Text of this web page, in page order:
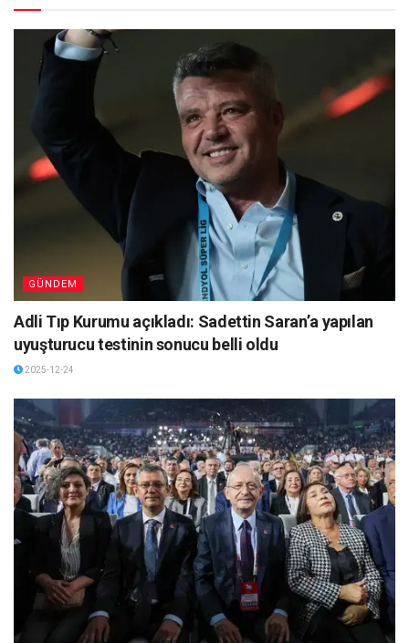
GÜNDEM
Adli Tıp Kurumu açıkladı: Sadettin Saran’a yapılan
uyuşturucu testinin sonucu belli oldu
2025-12-24